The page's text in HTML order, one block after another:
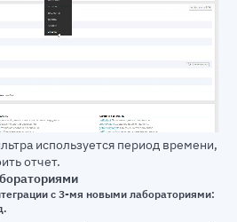
используется период времени,
отчет.
с 3-мя новыми лабораториями: